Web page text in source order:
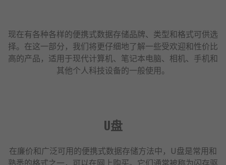
现在有各种各样的便携式数据存储品牌、类型和格式可供选
择。在这一部分，我们将更仔细地了解一些受欢迎和性价比
高的产品，适用于现代计算机、笔记本电脑、相机、手机和
其他个人科技设备的一般使用。
U盘
在廉价和广泛可用的便携式数据存储方法中，U盘是常用和